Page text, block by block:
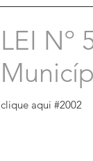
LEI Nº
clique aqui #2002